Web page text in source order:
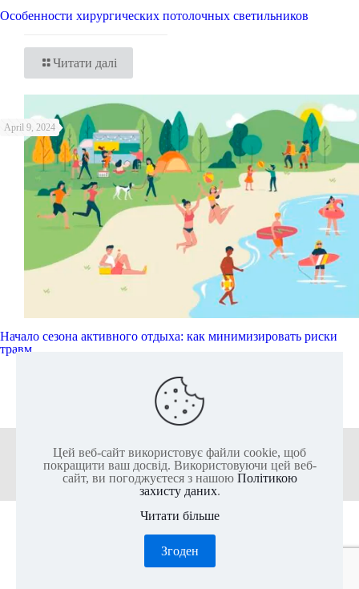
Особенности хирургических потолочных светильников
Читати далі
April 9, 2024
Начало сезона активного отдыха: как минимизировать риски
травм
+38 (050) 136-25-80 +38 (063) 136-25-85
2011-2026 @ ІКС-ПАРК - Найбільший актив-парк Європи
Цей веб-сайт використовує файли cookie, щоб
покращити ваш досвід. Використовуючи цей веб-
сайт, ви погоджуєтеся з нашою Політикою
захисту даних.
Читати більше
Згоден